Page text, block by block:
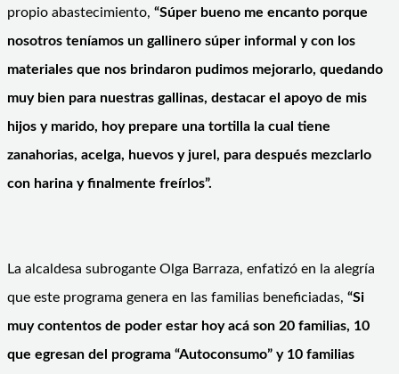
propio abastecimiento, “Súper bueno me encanto porque
nosotros teníamos un gallinero súper informal y con los
materiales que nos brindaron pudimos mejorarlo, quedando
muy bien para nuestras gallinas, destacar el apoyo de mis
hijos y marido, hoy prepare una tortilla la cual tiene
zanahorias, acelga, huevos y jurel, para después mezclarlo
con harina y finalmente freírlos”.
La alcaldesa subrogante Olga Barraza, enfatizó en la alegría
que este programa genera en las familias beneficiadas, “Si
muy contentos de poder estar hoy acá son 20 familias, 10
que egresan del programa “Autoconsumo” y 10 familias